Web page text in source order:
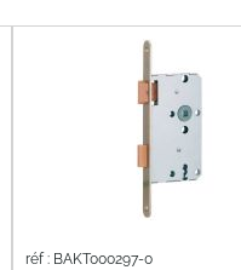
réf : BAKT000297-0